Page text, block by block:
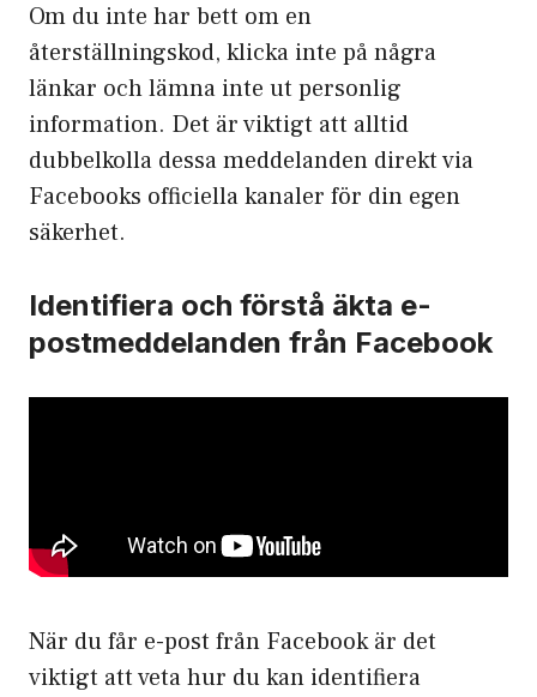
Om du inte har bett om en
återställningskod, klicka inte på några
länkar och lämna inte ut personlig
information. Det är viktigt att alltid
dubbelkolla dessa meddelanden direkt via
Facebooks officiella kanaler för din egen
säkerhet.
Identifiera och förstå äkta e-
postmeddelanden från Facebook
När du får e-post från Facebook är det
viktigt att veta hur du kan identifiera